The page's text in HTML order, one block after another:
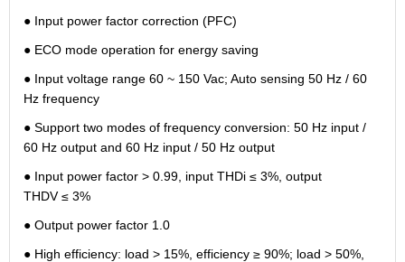
● Input power factor correction (PFC)
● ECO mode operation for energy saving
● Input voltage range 60 ~ 150 Vac; Auto sensing 50 Hz / 60
Hz frequency
● Support two modes of frequency conversion: 50 Hz input /
60 Hz output and 60 Hz input / 50 Hz output
● Input power factor > 0.99, input THDi ≤ 3%, output
THDV ≤ 3%
● Output power factor 1.0
● High efficiency: load > 15%, efficiency ≥ 90%; load > 50%,